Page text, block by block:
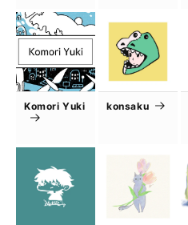
Komori Yuki konsaku